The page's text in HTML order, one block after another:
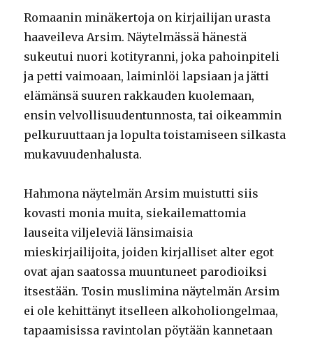
Romaanin minäkertoja on kirjailijan urasta
haaveileva Arsim. Näytelmässä hänestä
sukeutui nuori kotityranni, joka pahoinpiteli
ja petti vaimoaan, laiminlöi lapsiaan ja jätti
elämänsä suuren rakkauden kuolemaan,
ensin velvollisuudentunnosta, tai oikeammin
pelkuruuttaan ja lopulta toistamiseen silkasta
mukavuudenhalusta.
Hahmona näytelmän Arsim muistutti siis
kovasti monia muita, siekailemattomia
lauseita viljeleviä länsimaisia
mieskirjailijoita, joiden kirjalliset alter egot
ovat ajan saatossa muuntuneet parodioiksi
itsestään. Tosin muslimina näytelmän Arsim
ei ole kehittänyt itselleen alkoholiongelmaa,
tapaamisissa ravintolan pöytään kannetaan